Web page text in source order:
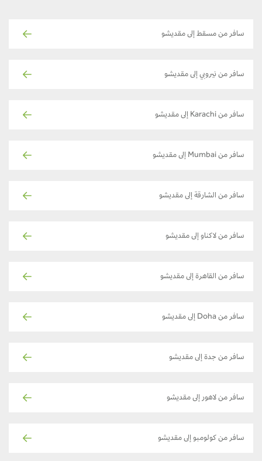
سافر من مسقط إلى مقديشو
سافر من نيروبي إلى مقديشو
سافر من Karachi إلى مقديشو
سافر من Mumbai إلى مقديشو
سافر من الشارقة إلى مقديشو
سافر من لاكناو إلى مقديشو
سافر من القاهرة إلى مقديشو
سافر من Doha إلى مقديشو
سافر من جدة إلى مقديشو
سافر من لاهور إلى مقديشو
سافر من كولومبو إلى مقديشو